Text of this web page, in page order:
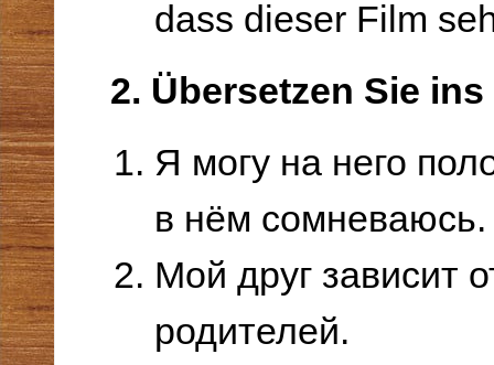
dass dieser Film
2. Übersetzen Sie
Я могу на него
в нём сомневаюсь.
Мой друг зависит
родителей.